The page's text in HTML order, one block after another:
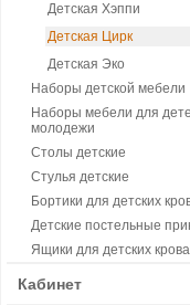
Детская Хэппи
Детская Цирк
Детская Эко
Наборы детской мебели
Наборы мебели для
молодежи
Столы детские
Стулья детские
Бортики для детских
Детские постельные
Ящики для детских
Кабинет